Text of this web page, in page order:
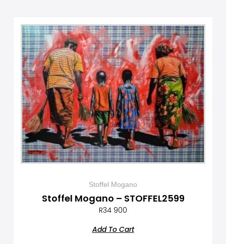
Stoffel Mogano
Stoffel Mogano – STOFFEL2599
R34 900
Add To Cart